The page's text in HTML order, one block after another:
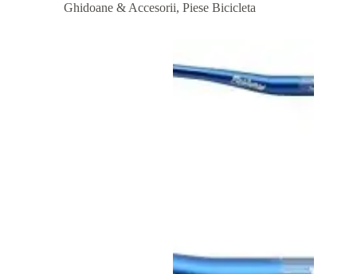
Ghidoane & Accesorii, Piese Bicicleta